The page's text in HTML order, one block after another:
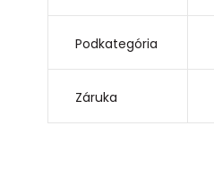
Podkategória
Záruka